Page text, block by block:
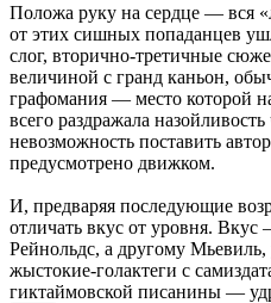
Положа руку на сердце — вся
от этих сишных попаданцев
слог, вторично-третичные
величиной с гранд каньон,
графомания — место которой
всего раздражала
невозможность поставить
предусмотрено движком.
И, предваряя последующие
отличать вкус от уровня. Вкус
Рейнольдс, а другому
жыстокие-голактеги с
гиктаймовской писанины —